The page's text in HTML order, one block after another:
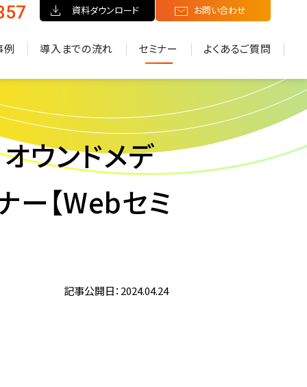
資料ダウンロード お問い合わせ
例 導入までの流れ セミナー よくあるご質問
ウンドメデ
ー【Webセミ
記事公開日：2024.04.24